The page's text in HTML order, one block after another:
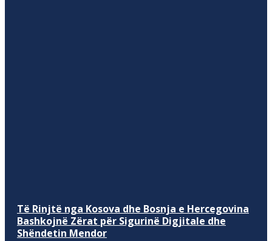
Të Rinjtë nga Kosova dhe Bosnja e Hercegovina
Bashkojnë Zërat për Sigurinë Digjitale dhe
Shëndetin Mendor